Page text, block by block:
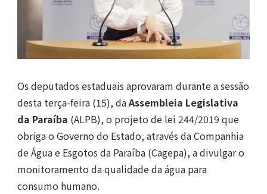
Os deputados estaduais aprovaram durante a sessão
desta terça-feira (15), daAssembleia Legislativa
da Paraíba (ALPB), o projeto de lei 244/2019 que
obriga o Governo do Estado, através da Companhia
de Água e Esgotos da Paraíba (Cagepa), a divulgar o
monitoramento da qualidade da água para
consumo humano.